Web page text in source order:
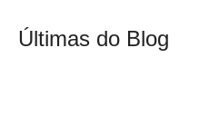
Últimas do Blog